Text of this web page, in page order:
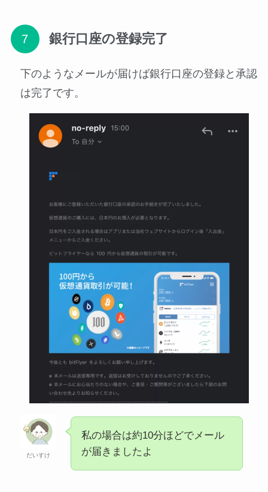
銀行口座の登録完了
下のようなメールが届けば銀行口座の登録と承認
は完了です。
だいすけ
私の場合は約10分ほどでメール
が届きましたよ